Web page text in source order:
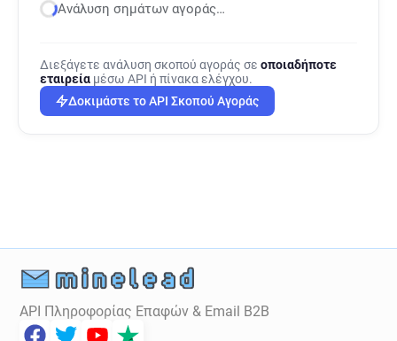
Ανάλυση σημάτων αγοράς…
Διεξάγετε ανάλυση σκοπού αγοράς σε οποιαδήποτε
εταιρεία μέσω API ή πίνακα ελέγχου.
Δοκιμάστε το API Σκοπού Αγοράς
API Πληροφορίας Επαφών & Email B2B